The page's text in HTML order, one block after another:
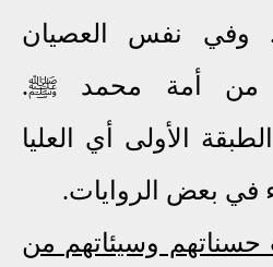
وفي نفس العصيان
من أمة محمد ﷺ.
الأولى أي العليا
في بعض الروايات.
وسيئاتهم من